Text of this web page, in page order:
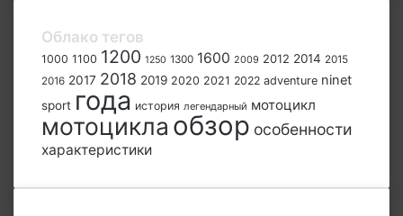
Облако тегов
1000 1100 1200 1250 1300 1600 2009 2012 2014 2015
2016 2017 2018 2019 2020 2021 2022 adventure ninet
sport года история легендарный мотоцикл
мотоцикла обзор особенности
характеристики